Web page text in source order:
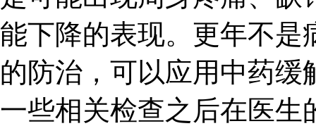
能下降的表现。更年不是
的防治，可以应用中药
一些相关检查之后在医生